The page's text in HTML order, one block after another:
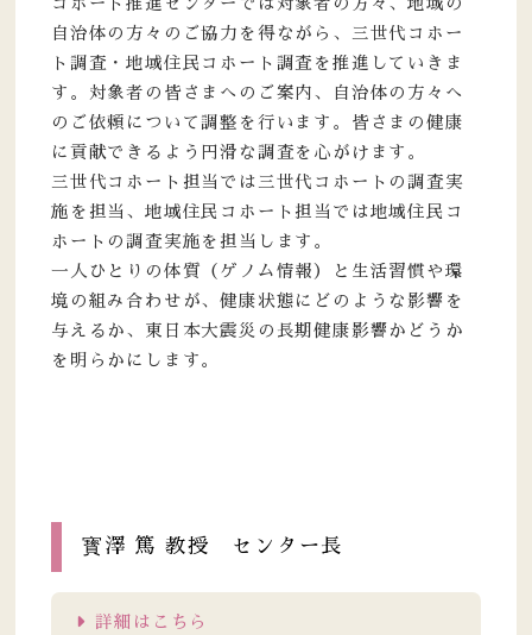
自治体の方々のご協力を得ながら、三世代コホー
ト調査・地域住民コホート調査を推進していきま
す。対象者の皆さまへのご案内、自治体の方々へ
のご依頼について調整を行います。皆さまの健康
に貢献できるよう円滑な調査を心がけます。
三世代コホート担当では三世代コホートの調査実
施を担当、地域住民コホート担当では地域住民コ
ホートの調査実施を担当します。
一人ひとりの体質（ゲノム情報）と生活習慣や環
境の組み合わせが、健康状態にどのような影響を
与えるか、東日本大震災の長期健康影響かどうか
を明らかにします。
寳澤 篤 教授 センター長
詳細はこちら